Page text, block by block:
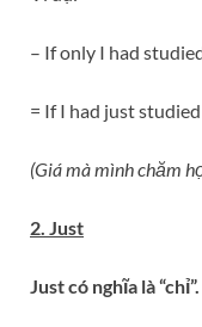
– If only I had
= If I had just
(Giá mà mình chăm
2. Just
Just có nghĩa là